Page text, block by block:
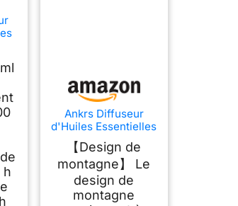
h
Ankrs Diffuseur
d'Huiles Essentielles
WiFi, 600ml
Humidificateur d'air
Compatible avec
Alexa/Google Home,
Diffuseur Électrique
Connecté avec RGB
【Design de
montagne】 Le
design de
montagne